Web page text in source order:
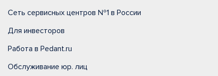
Сеть сервисных центров №1 в России
Для инвесторов
Работа в Pedant.ru
Обслуживание юр. лиц